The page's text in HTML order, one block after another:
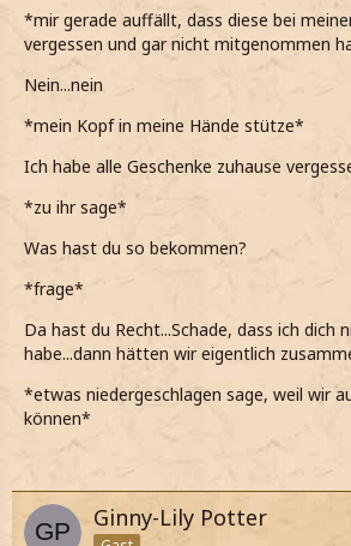
*mir gerade auffällt, dass diese bei
vergessen und gar nicht mitgenommen
Nein...nein
*mein Kopf in meine Hände stütze*
Ich habe alle Geschenke zuhause
*zu ihr sage*
Was hast du so bekommen?
*frage*
Da hast du Recht...Schade, dass ich dich
habe...dann hätten wir eigentlich
*etwas niedergeschlagen sage, weil wir
können*
Ginny-Lily Potter